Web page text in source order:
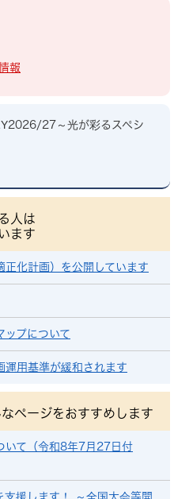
報
27～光が彩るスペシ
人は
ます
化計画）を公開しています
ップについて
運用基準が緩和されます
なページをおすすめします
いて（令和8年7月27日付
支援します！ ～全国大会等開